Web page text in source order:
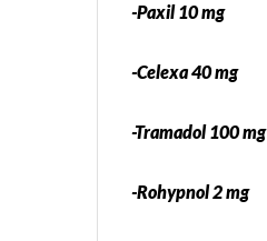
-Paxil 10 mg
-Celexa 40 mg
-Tramadol 100 mg
-Rohypnol 2 mg